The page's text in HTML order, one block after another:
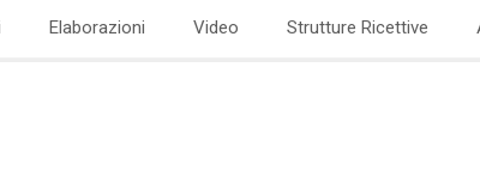
Elaborazioni Video Strutture Ricettive